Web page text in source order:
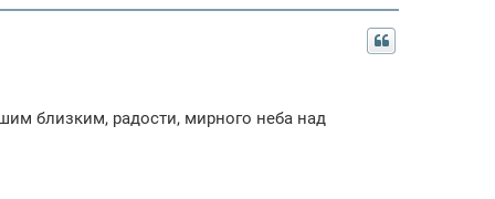
близким, радости, мирного неба над